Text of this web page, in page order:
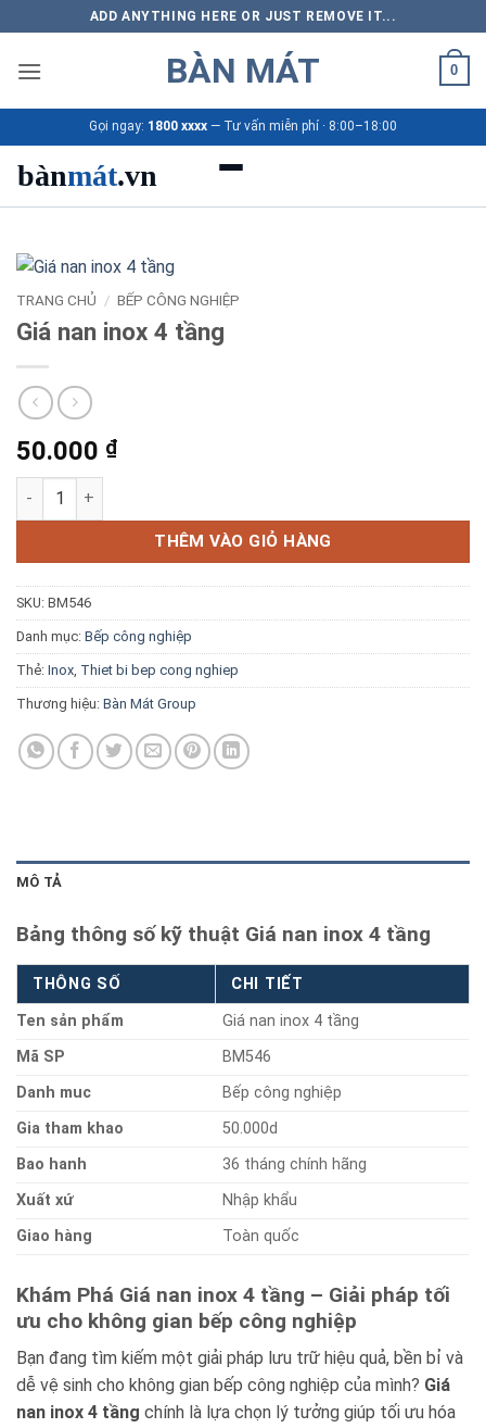
qua
nội
ADD ANYTHING HERE OR JUST REMOVE IT...
BÀN MÁT 0
Gọi ngay: 1800 xxxx — Tư vấn miễn phí · 8:00–18:00
bànmát.vn
Sản phẩm
Thương hiệu
Bảng giá 2026
Ứng dụng
Blog kiến thức
Liên hệ
Báo giá miễn phí →
TRANG CHỦ / BẾP CÔNG NGHIỆP
Giá nan inox 4 tầng
50.000 ₫
Giá nan inox 4 tầng số lượng
THÊM VÀO GIỎ HÀNG
SKU: BM546
Danh mục: Bếp công nghiệp
Thẻ: Inox Thiet bi bep cong nghiep
Thương hiệu: Bàn Mát Group
MÔ TẢ
Bảng thông số kỹ thuật Giá nan inox 4 tầng
THÔNG SỐ
CHI TIẾT
Ten sản phẩm
Giá nan inox 4 tầng
Mã SP
BM546
Danh muc
Bếp công nghiệp
Gia tham khao
50.000d
Bao hanh
36 tháng chính hãng
Xuất xứ
Nhập khẩu
Giao hàng
Toàn quốc
Khám Phá Giá nan inox 4 tầng – Giải pháp tối
ưu cho không gian bếp công nghiệp
Bạn đang tìm kiếm một giải pháp lưu trữ hiệu quả, bền bỉ và
dễ vệ sinh cho không gian bếp công nghiệp của mình? Giá
nan inox 4 tầng chính là lựa chọn lý tưởng giúp tối ưu hóa